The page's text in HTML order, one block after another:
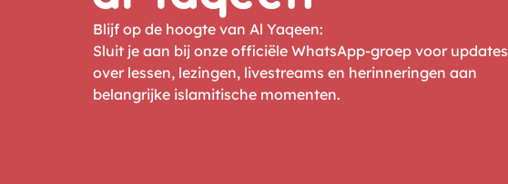
Blijf op de hoogte van Al Yaqeen:
Sluit je aan bij onze officiële WhatsApp-groep voor updates
over lessen, lezingen, livestreams en herinneringen aan
belangrijke islamitische momenten.